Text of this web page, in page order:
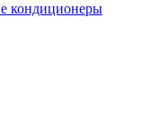
кондиционеры